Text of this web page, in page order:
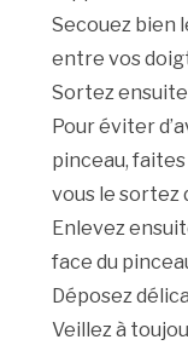
Secouez bien
entre vos
Sortez
Pour éviter
pinceau,
vous le sortez
Enlevez
face du
Déposez
Veillez à